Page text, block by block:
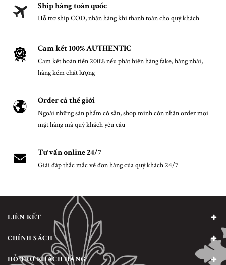
Ship hàng toàn quốc
Hỗ trợ ship COD, nhận hàng khi thanh toán cho quý khách
Cam kết 100% AUTHENTIC
Cam kết hoàn tiền 200% nếu phát hiện hàng fake, hàng nhái,
hàng kém chất lượng
Order cả thế giới
Ngoài những sản phẩm có sẵn, shop mình còn nhận order mọi
mặt hàng mà quý khách yêu cầu
Tư vấn online 24/7
Giải đáp thắc mắc về đơn hàng của quý khách 24/7
LIÊN KẾT
CHÍNH SÁCH
HỖ TRỢ KHÁCH HÀNG